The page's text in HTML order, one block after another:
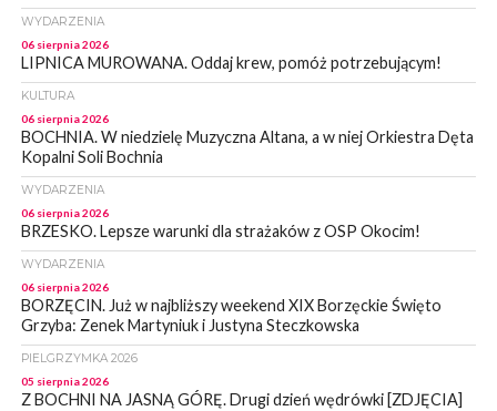
WYDARZENIA
06 sierpnia 2026
LIPNICA MUROWANA. Oddaj krew, pomóż potrzebującym!
KULTURA
06 sierpnia 2026
BOCHNIA. W niedzielę Muzyczna Altana, a w niej Orkiestra Dęta
Kopalni Soli Bochnia
WYDARZENIA
06 sierpnia 2026
BRZESKO. Lepsze warunki dla strażaków z OSP Okocim!
WYDARZENIA
06 sierpnia 2026
BORZĘCIN. Już w najbliższy weekend XIX Borzęckie Święto
Grzyba: Zenek Martyniuk i Justyna Steczkowska
PIELGRZYMKA 2026
05 sierpnia 2026
Z BOCHNI NA JASNĄ GÓRĘ. Drugi dzień wędrówki [ZDJĘCIA]